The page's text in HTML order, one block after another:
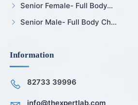
Senior Female- Full Body...
Senior Male- Full Body Ch...
Information
82733 39996
info@thexpertlab.com